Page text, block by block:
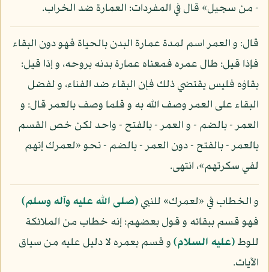
- من سجيل» قال في المفردات: العمارة ضد الخراب.
قال: و العمر اسم لمدة عمارة البدن بالحياة فهو دون البقاء
فإذا قيل: طال عمره فمعناه عمارة بدنه بروحه، و إذا قيل:
بقاؤه فليس يقتضي ذلك فإن البقاء ضد الفناء، و لفضل
البقاء على العمر وصف الله به و قلما وصف بالعمر قال: و
العمر - بالضم - و العمر - بالفتح - واحد لكن خص القسم
بالعمر - بالفتح - دون العمر - بالضم - نحو «لعمرك إنهم
لفي سكرتهم»، انتهى.
و الخطاب في «لعمرك» للنبي(صلى الله عليه وآله وسلم)
فهو قسم ببقائه و قول بعضهم: إنه خطاب من الملائكة
للوط(عليه السلام)و قسم بعمره لا دليل عليه من سياق
الآيات.